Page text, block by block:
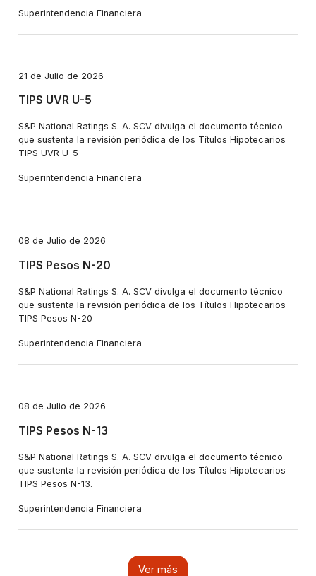
Superintendencia Financiera
21 de Julio de 2026
TIPS UVR U-5
S&P National Ratings S. A. SCV divulga el documento técnico
que sustenta la revisión periódica de los Títulos Hipotecarios
TIPS UVR U-5
Superintendencia Financiera
08 de Julio de 2026
TIPS Pesos N-20
S&P National Ratings S. A. SCV divulga el documento técnico
que sustenta la revisión periódica de los Títulos Hipotecarios
TIPS Pesos N-20
Superintendencia Financiera
08 de Julio de 2026
TIPS Pesos N-13
S&P National Ratings S. A. SCV divulga el documento técnico
que sustenta la revisión periódica de los Títulos Hipotecarios
TIPS Pesos N-13.
Superintendencia Financiera
Ver más